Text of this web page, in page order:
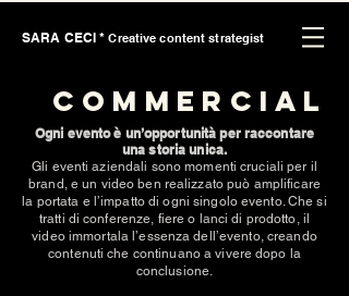
SARA CECI *Creative content strategist
COMMERCIAL
Ogni evento è un’opportunità per raccontare
una storia unica.
Gli eventi aziendali sono momenti cruciali per il
brand, e un video ben realizzato può amplificare
la portata e l’impatto di ogni singolo evento. Che si
tratti di conferenze, fiere o lanci di prodotto, il
video immortala l’essenza dell’evento, creando
contenuti che continuano a vivere dopo la
conclusione.